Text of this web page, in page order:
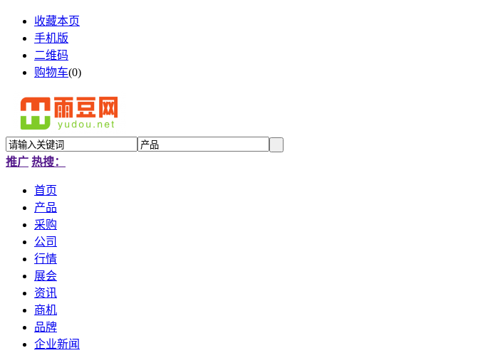
收藏本页
手机版
二维码
购物车(0)
推广 热搜：
首页
产品
采购
公司
行情
展会
资讯
商机
品牌
企业新闻